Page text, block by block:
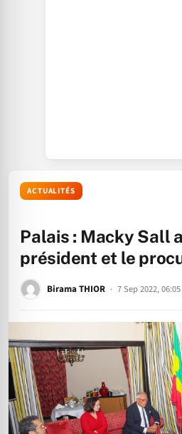
ACTUALITÉS
Palais : Macky Sall
président et le
Birama THIOR 7 Sep 2022, 06:05